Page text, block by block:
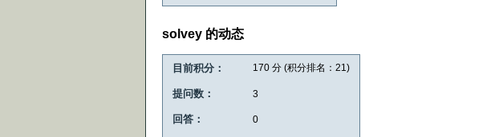
solvey 的动态
目前积分： 170 分 (积分排名： 21 )
提问数： 3
回答： 0